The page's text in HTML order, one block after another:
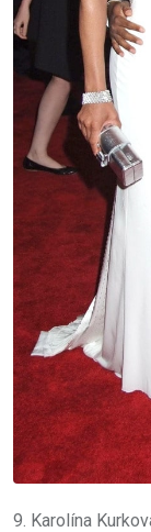
9. Karolína